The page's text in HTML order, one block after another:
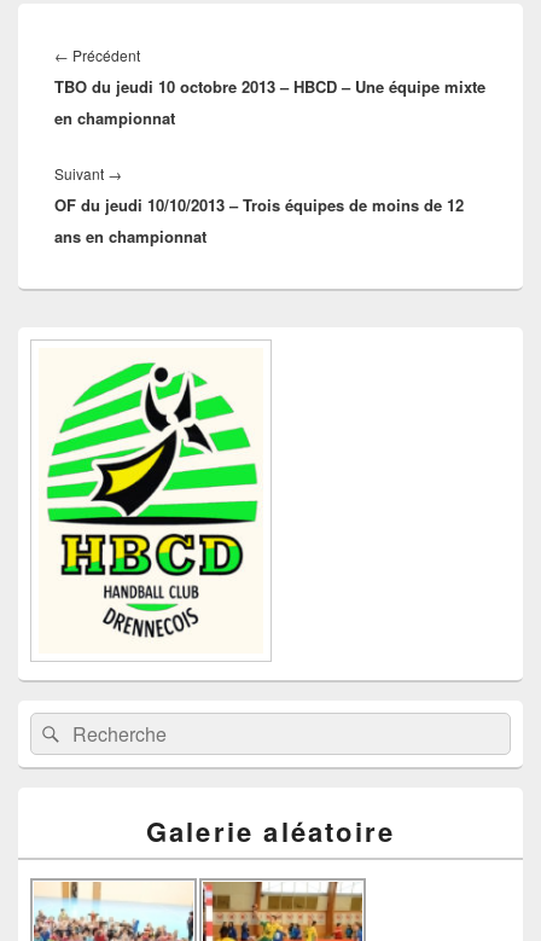
de
l’article
← PrécédentArticle
précédent :
TBO du jeudi 10 octobre 2013 – HBCD – Une équipe mixte
en championnat
Suivant →
suivant :
OF du jeudi 10/10/2013 – Trois équipes de moins de 12
ans en championnat
Zone
barre
latérale
Recherche :Rechercher
Galerie aléatoire